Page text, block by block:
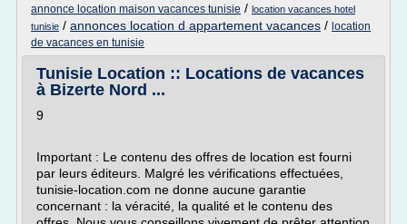
annonce location maison vacances tunisie / location vacances hotel
tunisie / annonces location d appartement vacances / location
de vacances en tunisie
Tunisie Location :: Locations de vacances
à Bizerte Nord ...
9
Important : Le contenu des offres de location est fourni
par leurs éditeurs. Malgré les vérifications effectuées,
tunisie-location.com ne donne aucune garantie
concernant : la véracité, la qualité et le contenu des